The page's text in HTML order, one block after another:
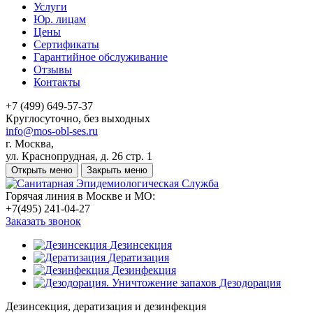
Услуги
Юр. лицам
Цены
Сертификаты
Гарантийное обслуживание
Отзывы
Контакты
+7 (499) 649-57-37
Круглосуточно, без выходных
info@mos-obl-ses.ru
г. Москва,
ул. Краснопрудная, д. 26 стр. 1
Открыть меню Закрыть меню
Горячая линия в Москве и МО:
+7(495) 241-04-27
Заказать звонок
Дезинсекция
Дератизация
Дезинфекция
Дезодорация
Дезинсекция, дератизация и дезинфекция